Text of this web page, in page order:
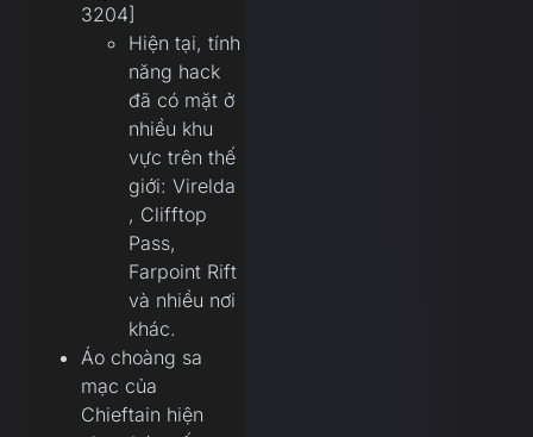
3204]
Hiện tại, tính
năng hack
đã có mặt ở
nhiều khu
vực trên thế
giới: Virelda
, Clifftop
Pass,
Farpoint Rift
và nhiều nơi
khác.
Áo choàng sa
mạc của
Chieftain hiện